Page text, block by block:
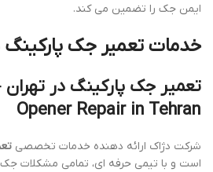
ایمن جک را تضمین می کند.
خدمات تعمیر جک پارکینگ
Opener Repair in Tehran
شرکت دژاک ارائه دهنده خدمات تخصصی
است و با تیمی حرفه ای، تمامی مشکلات جک